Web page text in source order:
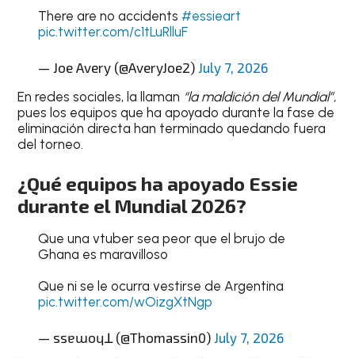
There are no accidents #essieart
pic.twitter.com/c1tLuRlluF
— Joe Avery (@AveryJoe2) July 7, 2026
En redes sociales, la llaman “la maldición del Mundial”,
pues los equipos que ha apoyado durante la fase de
eliminación directa han terminado quedando fuera
del torneo.
¿Qué equipos ha apoyado Essie
durante el Mundial 2026?
Que una vtuber sea peor que el brujo de
Ghana es maravilloso
Que ni se le ocurra vestirse de Argentina
pic.twitter.com/wOizgXtNgp
— ssɐɯoɥꓕ (@Thomassin0) July 7, 2026